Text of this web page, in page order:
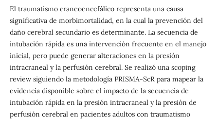
El traumatismo craneoencefálico representa una causa
significativa de morbimortalidad, en la cual la prevención del
daño cerebral secundario es determinante. La secuencia de
intubación rápida es una intervención frecuente en el manejo
inicial, pero puede generar alteraciones en la presión
intracraneal y la perfusión cerebral. Se realizó una scoping
review siguiendo la metodología PRISMA-ScR para mapear la
evidencia disponible sobre el impacto de la secuencia de
intubación rápida en la presión intracraneal y la presión de
perfusión cerebral en pacientes adultos con traumatismo